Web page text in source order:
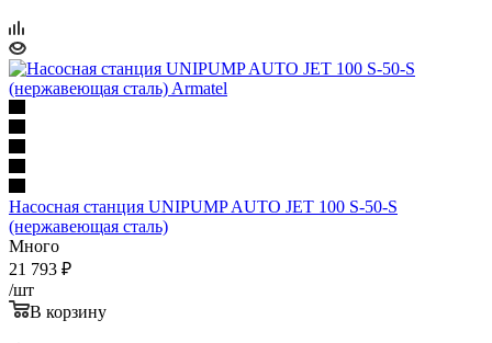
Насосная станция UNIPUMP AUTO JET 100 S-50-S
(нержавеющая сталь)
Много
21 793 ₽
/шт
В корзину